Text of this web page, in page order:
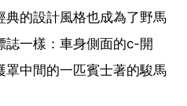
的設計風格也成為了野馬
誌一樣：車身側面的c-開
罩中間的一匹賓士著的駿馬